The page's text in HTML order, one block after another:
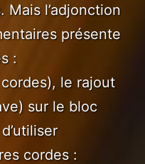
l’adjonction
présente
:
le rajout
sur le bloc
cordes :